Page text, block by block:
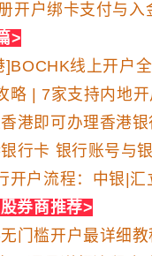
开户绑卡支付与入
>
]BOCHK线上开户
略 | 7家支持内地
港即可办理香港
行卡 银行账号与
开户流程：中银|
券商推荐>
门槛开户最详细教